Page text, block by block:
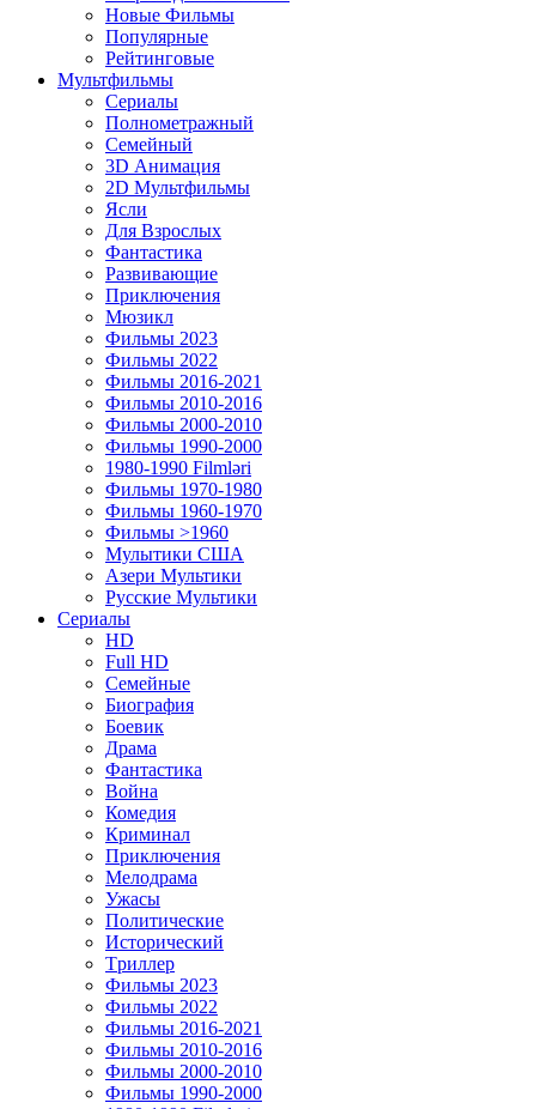
Новые Фильмы
Популярные
Рейтинговые
Мультфильмы
Сериалы
Полнометражный
Семейный
3D Анимация
2D Мультфильмы
Ясли
Для Взрослых
Фантастика
Развивающие
Приключения
Мюзикл
Фильмы 2023
Фильмы 2022
Фильмы 2016-2021
Фильмы 2010-2016
Фильмы 2000-2010
Фильмы 1990-2000
1980-1990 Filmləri
Фильмы 1970-1980
Фильмы 1960-1970
Фильмы >1960
Мулытики США
Азери Мультики
Русские Мультики
Сериалы
HD
Full HD
Семейные
Биография
Боевик
Драма
Фантастика
Война
Комедия
Криминал
Приключения
Мелодрама
Ужасы
Политические
Исторический
Tриллер
Фильмы 2023
Фильмы 2022
Фильмы 2016-2021
Фильмы 2010-2016
Фильмы 2000-2010
Фильмы 1990-2000